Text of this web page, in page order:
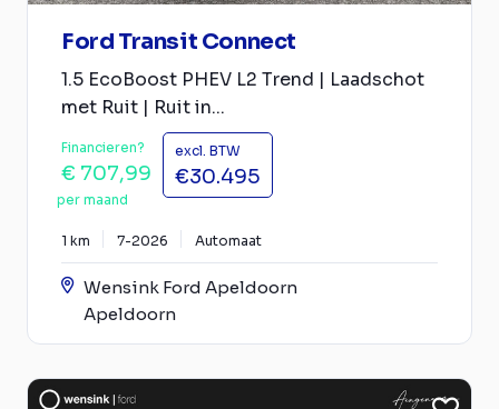
Ford Transit Connect
1.5 EcoBoost PHEV L2 Trend | Laadschot
met Ruit | Ruit in...
Financieren?
€ 707,99
per maand
excl. BTW
€30.495
1 km 7-2026 Automaat
Wensink Ford Apeldoorn
Apeldoorn